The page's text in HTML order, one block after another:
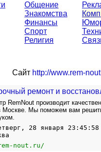
Общение
Знакомства
Финансы
Спорт
Религия
Сайт http://www.rem-
ремонт и
RemNout производит
Москве. Мы поможем вам
28 января 23:45:58
nout.ru/